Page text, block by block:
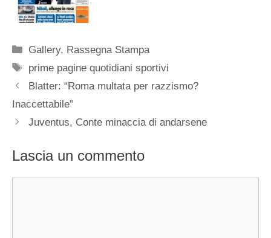
Categorie
Gallery, Rassegna Stampa
Tag
prime pagine quotidiani sportivi
Blatter: “Roma multata per razzismo?
Inaccettabile”
Juventus, Conte minaccia di andarsene
Lascia un commento